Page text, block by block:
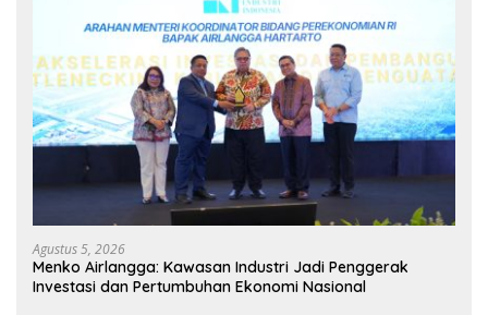
Agustus 5, 2026
Menko Airlangga: Kawasan Industri Jadi Penggerak
Investasi dan Pertumbuhan Ekonomi Nasional